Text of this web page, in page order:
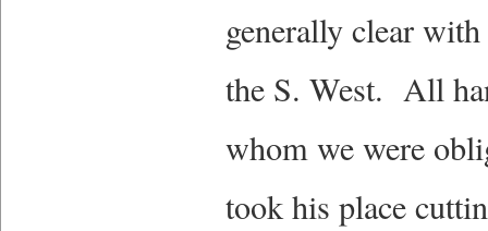
generally clear
the S. West. All
whom we were
took his place